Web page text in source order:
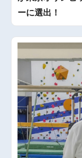
ーに選出！